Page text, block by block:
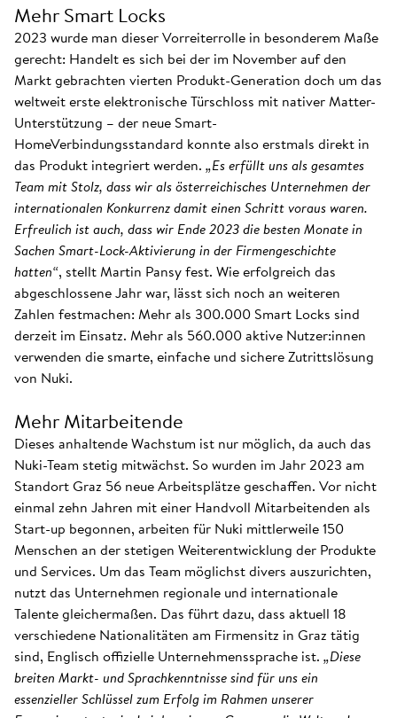
Mehr Smart Locks
2023 wurde man dieser Vorreiterrolle in besonderem Maße
gerecht: Handelt es sich bei der im November auf den
Markt gebrachten vierten Produkt-Generation doch um das
weltweit erste elektronische Türschloss mit nativer Matter-
Unterstützung – der neue Smart-
HomeVerbindungsstandard konnte also erstmals direkt in
das Produkt integriert werden. „Es erfüllt uns als gesamtes
Team mit Stolz, dass wir als österreichisches Unternehmen der
internationalen Konkurrenz damit einen Schritt voraus waren.
Erfreulich ist auch, dass wir Ende 2023 die besten Monate in
Sachen Smart-Lock-Aktivierung in der Firmengeschichte
hatten“, stellt Martin Pansy fest. Wie erfolgreich das
abgeschlossene Jahr war, lässt sich noch an weiteren
Zahlen festmachen: Mehr als 300.000 Smart Locks sind
derzeit im Einsatz. Mehr als 560.000 aktive Nutzer:innen
verwenden die smarte, einfache und sichere Zutrittslösung
von Nuki.
Mehr Mitarbeitende
Dieses anhaltende Wachstum ist nur möglich, da auch das
Nuki-Team stetig mitwächst. So wurden im Jahr 2023 am
Standort Graz 56 neue Arbeitsplätze geschaffen. Vor nicht
einmal zehn Jahren mit einer Handvoll Mitarbeitenden als
Start-up begonnen, arbeiten für Nuki mittlerweile 150
Menschen an der stetigen Weiterentwicklung der Produkte
und Services. Um das Team möglichst divers auszurichten,
nutzt das Unternehmen regionale und internationale
Talente gleichermaßen. Das führt dazu, dass aktuell 18
verschiedene Nationalitäten am Firmensitz in Graz tätig
sind, Englisch offizielle Unternehmenssprache ist. „Diese
breiten Markt- und Sprachkenntnisse sind für uns ein
essenzieller Schlüssel zum Erfolg im Rahmen unserer